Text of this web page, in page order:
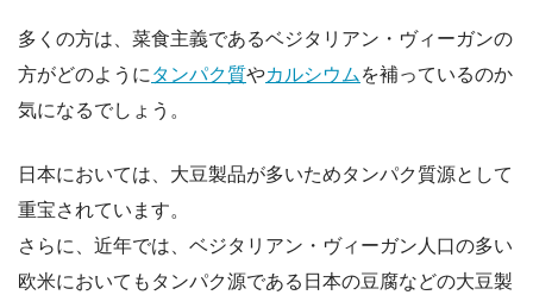
多くの方は、菜食主義であるベジタリアン・ヴィーガンの
方がどのように タンパク質やカルシウム を補っているのか
気になるでしょう。
日本においては、大豆製品が多いためタンパク質源として
重宝されています。
さらに、近年では、ベジタリアン・ヴィーガン人口の多い
欧米においてもタンパク源である日本の豆腐などの大豆製